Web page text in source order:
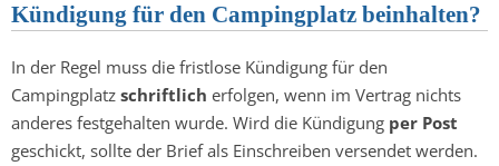
Kündigung für den Campingplatz beinhalten?
In der Regel muss die fristlose Kündigung für den
Campingplatz schriftlich erfolgen, wenn im Vertrag nichts
anderes festgehalten wurde. Wird die Kündigung per Post
geschickt, sollte der Brief als Einschreiben versendet werden.